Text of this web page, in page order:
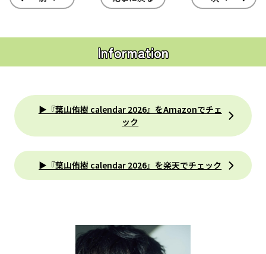
Information
▶『葉山侑樹 calendar 2026』をAmazonでチェ
ック
▶『葉山侑樹 calendar 2026』を楽天でチェック